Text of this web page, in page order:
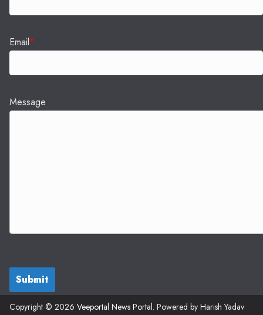
Email*
Message
Submit
Copyright © 2026 Veeportal News Portal. Powered by Harish Yadav